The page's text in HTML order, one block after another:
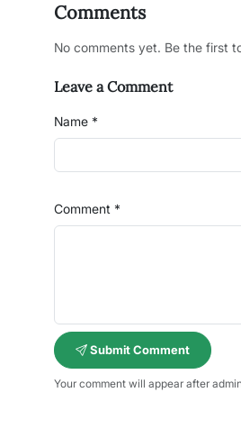
Comments
No comments yet. Be the first
Leave a Comment
Name *
Comment *
Submit Comment
Your comment will appear after